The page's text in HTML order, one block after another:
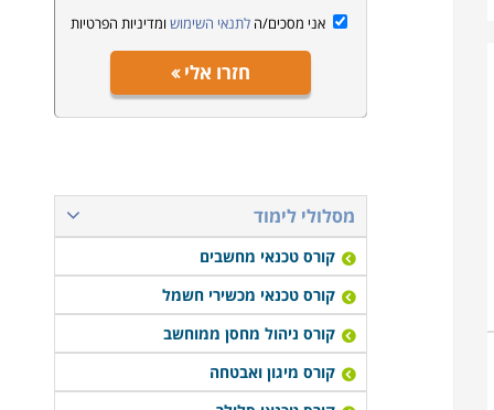
אני מסכים/הלתנאי השימוש ומדיניות הפרטיות
חזרו אלי
מסלולי לימוד
קורס טכנאי מחשבים
קורס טכנאי מכשירי חשמל
קורס ניהול מחסן ממוחשב
קורס מיגון ואבטחה